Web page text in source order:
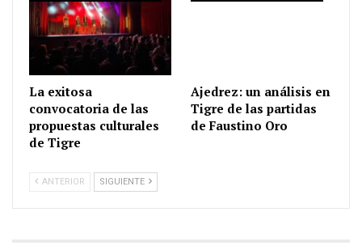
La exitosa
convocatoria de las
propuestas culturales
de Tigre
Ajedrez: un análisis en
Tigre de las partidas
de Faustino Oro
ANTERIOR SIGUIENTE